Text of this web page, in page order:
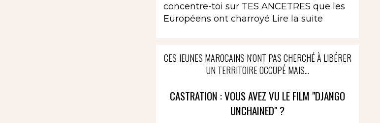
concentre-toi sur TES ANCETRES que les
Européens ont charroyé Lire la suite
CES JEUNES MAROCAINS N'ONT PAS CHERCHÉ À LIBÉRER
UN TERRITOIRE OCCUPÉ MAIS...
CASTRATION : VOUS AVEZ VU LE FILM "DJANGO
UNCHAINED" ?